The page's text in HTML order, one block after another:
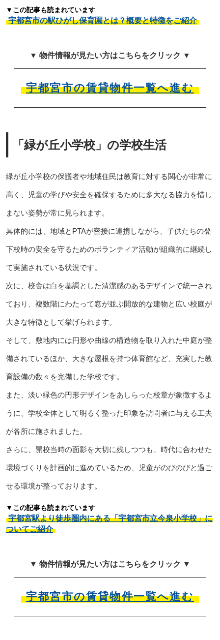
▼この記事も読まれています
宇都宮市の駅ひがし保育園とは？概要と特徴をご紹介
▼ 物件情報が見たい方はこちらをクリック ▼
宇都宮市の賃貸物件一覧へ進む
「緑が丘小学校」の学校生活
緑が丘小学校の保護者や地域住民は教育に対する関心が非常に
高く、児童の学びや安全を確保するために多大なる協力を惜し
まない姿勢が常に見られます。
具体的には、地域とPTAが密接に連携しながら、子供たちの登
下校時の安全を守るためのボランティア活動が組織的に継続し
て実施されている状況です。
次に、校舎は白を基調とした清潔感のあるデザインで統一され
ており、複数階にわたって窓が並ぶ開放的な建物と広い校庭が
大きな特徴として挙げられます。
そして、敷地内には円形や曲線の構造物を取り入れた中庭が整
備されているほか、大きな屋根を持つ体育館など、充実した教
育設備の数々を完備した学校です。
また、淡い緑色の円形デザインをあしらった校章が象徴するよ
うに、学校全体として明るく整った印象を訪問者に与える工夫
が各所に施されました。
さらに、開校当時の面影を大切に残しつつも、時代に合わせた
環境づくりを計画的に進めているため、児童がのびのびと過ご
せる環境が整っております。
▼この記事も読まれています
宇都宮駅より徒歩圏内にある「宇都宮市立今泉小学校」に
ついてご紹介
▼ 物件情報が見たい方はこちらをクリック ▼
宇都宮市の賃貸物件一覧へ進む